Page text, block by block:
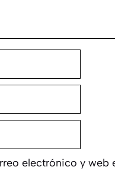
electrónico y web